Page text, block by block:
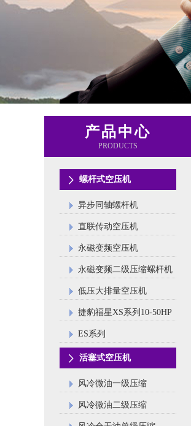
产品中心
PRODUCTS
螺杆式空压机
异步同轴螺杆机
直联传动空压机
永磁变频空压机
永磁变频二级压缩螺杆机
低压大排量空压机
捷豹福星XS系列10-50HP
ES系列
活塞式空压机
风冷微油一级压缩
风冷微油二级压缩